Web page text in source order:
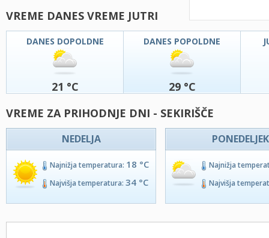
VREME DANES VREME JUTRI
DANES DOPOLDNE
21 °C
DANES POPOLDNE
29 °C
VREME ZA PRIHODNJE DNI - SEKIRIŠČE
NEDELJA
Najnižja temperatura: 18 °C
Najvišja temperatura: 34 °C
PONEDELJEK
Najnižja
Najvišja